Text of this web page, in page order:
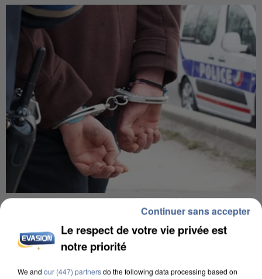
L’UN DES FONDATEURS SUPPOSÉS DE LA DZ
MAFIA INTERPELLÉ EN ALGÉRIE
Le respect de votre vie privée est
notre priorité
We and our (447) partnersdo the following data processing based on
Continuer sans accepter